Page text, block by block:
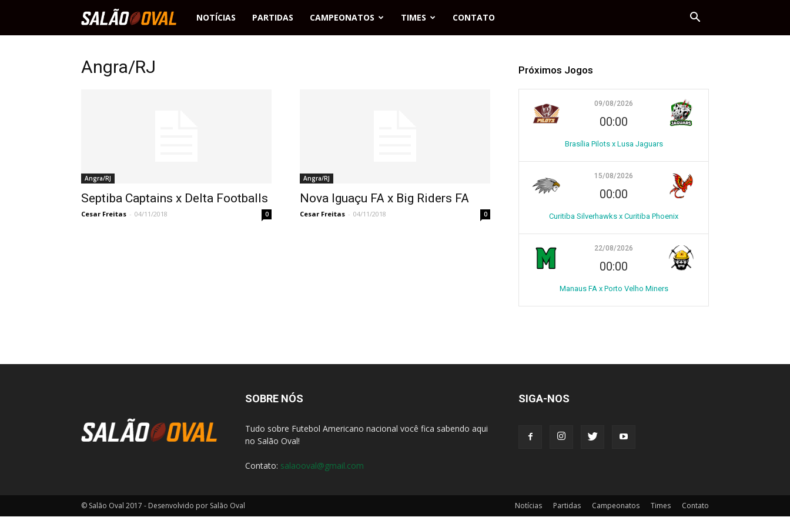
Salão
NOTÍCIAS PARTIDAS CAMPEONATOS TIMES CONTATO
Angra/RJ
Angra/RJ
Septiba Captains x Delta Footballs
Cesar Freitas - 04/11/2018 0
Angra/RJ
Nova Iguaçu FA x Big Riders FA
Cesar Freitas - 04/11/2018 0
Próximos Jogos
09/08/2026
00:00
Brasília Pilots x Lusa Jaguars
15/08/2026
00:00
Curitiba Silverhawks x Curitiba Phoenix
22/08/2026
00:00
Manaus FA x Porto Velho Miners
SOBRE NÓS
Tudo sobre Futebol Americano nacional você fica sabendo aqui
no Salão Oval!
Contato: salaooval@gmail.com
SIGA-NOS
Notícias Partidas Campeonatos Times Contato
© Salão Oval 2017 - Desenvolvido por Salão Oval